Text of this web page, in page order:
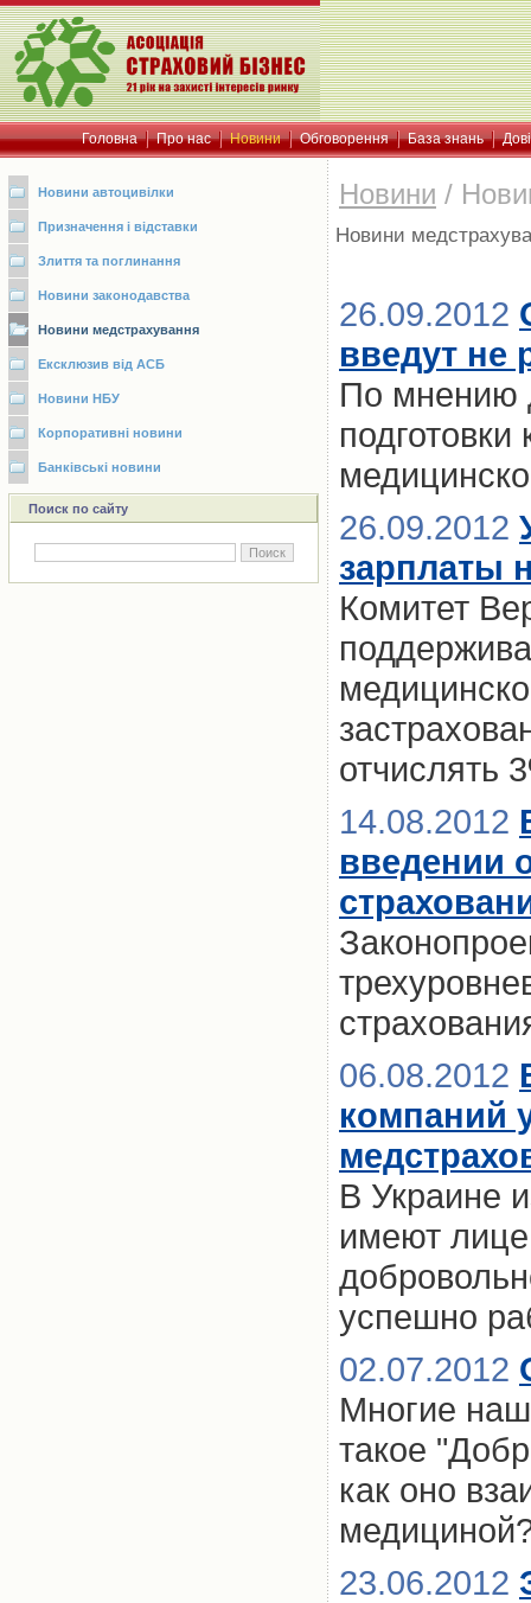
Головна Про нас Новини Обговорення База знань
Новини автоцивілки
Призначення і відставки
Злиття та поглинання
Новини законодавства
Новини медстрахування
Ексклюзив від АСБ
Новини НБУ
Корпоративні новини
Банківські новини
Поиск по сайту
Новини /
Новини
26.09.2012
введут не
По мнению
26.09.2012
зарплаты
Комитет
отчислять
14.08.2012
введении
06.08.2012
компаний
В Украине
имеют
успешно
02.07.2012
Многие
такое
как оно
23.06.2012